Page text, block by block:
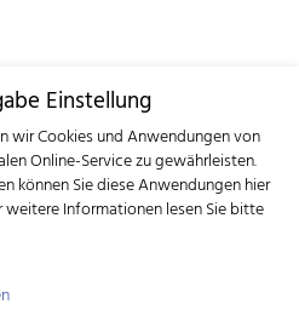
Einstellung
wir Cookies und Anwendungen von
Online-Service zu gewährleisten.
können Sie diese Anwendungen hier
weitere Informationen lesen Sie bitte